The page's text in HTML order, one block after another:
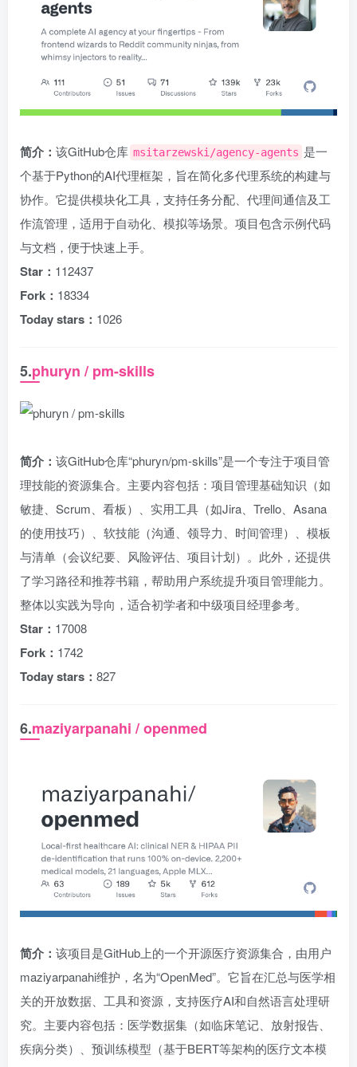
简介： 该GitHub仓库 msitarzewski/agency-agents 是一
个基于Python的AI代理框架，旨在简化多代理系统的构建与
协作。它提供模块化工具，支持任务分配、代理间通信及工
作流管理，适用于自动化、模拟等场景。项目包含示例代码
与文档，便于快速上手。
Star： 112437
Fork： 18334
Today stars： 1026
5.phuryn / pm-skills
简介： 该GitHub仓库“phuryn/pm-skills”是一个专注于项目管
理技能的资源集合。主要内容包括：项目管理基础知识（如
敏捷、Scrum、看板）、实用工具（如Jira、Trello、Asana
的使用技巧）、软技能（沟通、领导力、时间管理）、模板
与清单（会议纪要、风险评估、项目计划）。此外，还提供
了学习路径和推荐书籍，帮助用户系统提升项目管理能力。
整体以实践为导向，适合初学者和中级项目经理参考。
Star： 17008
Fork： 1742
Today stars： 827
6.maziyarpanahi / openmed
简介： 该项目是GitHub上的一个开源医疗资源集合，由用户
maziyarpanahi维护，名为“OpenMed”。它旨在汇总与医学相
关的开放数据、工具和资源，支持医疗AI和自然语言处理研
究。主要内容包括：医学数据集（如临床笔记、放射报告、
疾病分类）、预训练模型（基于BERT等架构的医疗文本模